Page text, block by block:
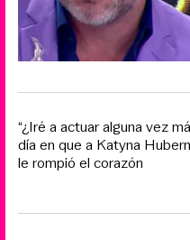
“¿Iré a actuar alguna vez
día en que a Katyna
le rompió el corazón